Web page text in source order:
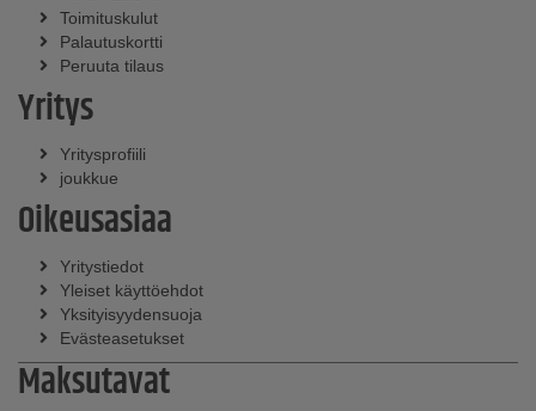
Toimituskulut
Palautuskortti
Peruuta tilaus
Yritys
Yritysprofiili
joukkue
Oikeusasiaa
Yritystiedot
Yleiset käyttöehdot
Yksityisyydensuoja
Evästeasetukset
Maksutavat